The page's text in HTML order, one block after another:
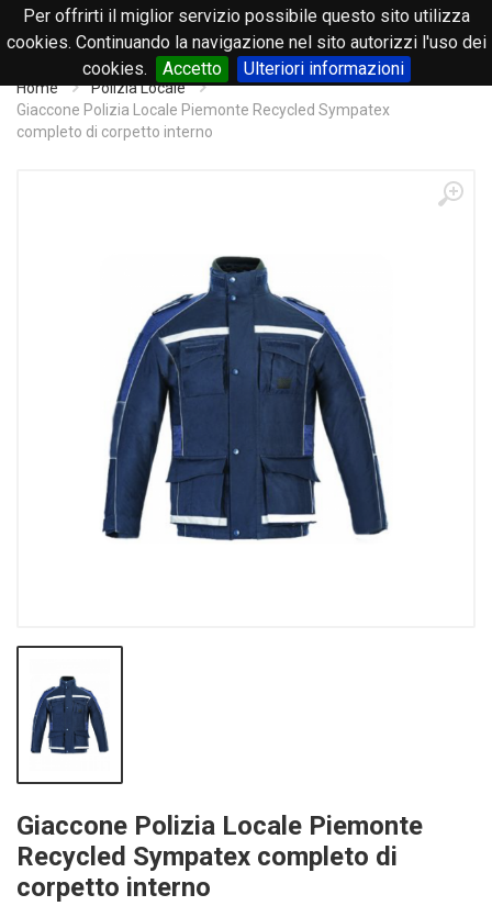
Per offrirti il miglior servizio possibile questo sito utilizza
cookies. Continuando la navigazione nel sito autorizzi l'uso dei
cookies.
Accetto Ulteriori informazioni
0
Home
Polizia Locale
Giaccone Polizia Locale Piemonte Recycled Sympatex
completo di corpetto interno
Giaccone Polizia Locale Piemonte
Recycled Sympatex completo di
corpetto interno